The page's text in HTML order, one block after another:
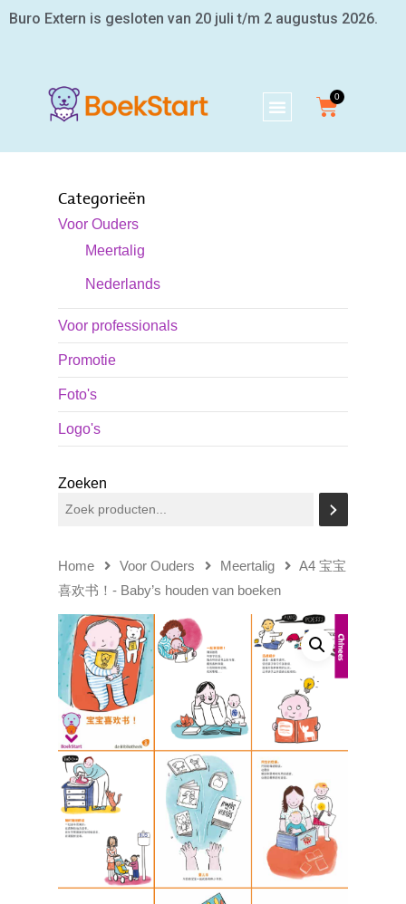
Buro Extern is gesloten van 20 juli t/m 2 augustus 2026.
Categorieën
Voor Ouders
Meertalig
Nederlands
Voor professionals
Promotie
Foto's
Logo's
Zoeken
Home Voor Ouders Meertalig
A4 宝宝
喜欢书！- Baby’s houden van boeken